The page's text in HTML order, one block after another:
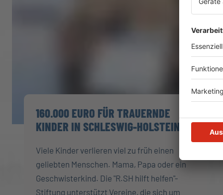
160.000 EURO FÜR TRAUERNDE
KINDER IN SCHLESWIG-HOLSTEIN!
Viele Kinder verlieren viel zu früh einen
geliebten Menschen. Mama, Papa oder ein
Geschwisterkind. Die "R.SH hilft helfen"-
Stiftung unterstützt Vereine, die sich um